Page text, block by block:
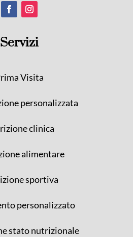
Servizi
Visita
personalizzata
clinica
alimentare
sportiva
personalizzato
stato nutrizionale